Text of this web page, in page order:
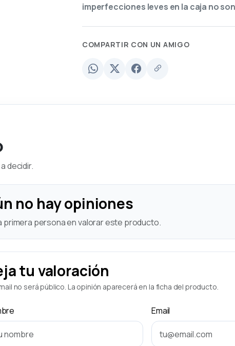
imperfecciones leves en la caja no
COMPARTIR CON UN AMIGO
decidir.
no hay opiniones
primera persona en valorar este producto.
tu valoración
no será público. La opinión aparecerá en la ficha del producto.
Email